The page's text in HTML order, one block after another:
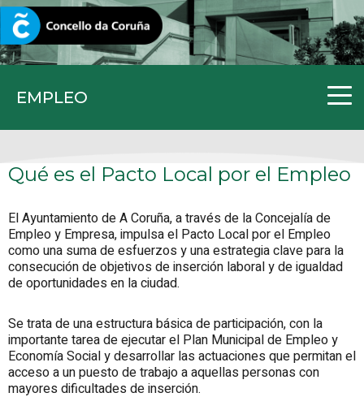
EMPLEO
CORUNA.GAL
Qué es el Pacto Local por el Empleo
El Ayuntamiento de A Coruña, a través de la Concejalía de
Empleo y Empresa, impulsa el Pacto Local por el Empleo
como una suma de esfuerzos y una estrategia clave para la
consecución de objetivos de inserción laboral y de igualdad
de oportunidades en la ciudad.
Se trata de una estructura básica de participación, con la
importante tarea de ejecutar el Plan Municipal de Empleo y
Economía Social y desarrollar las actuaciones que permitan el
acceso a un puesto de trabajo a aquellas personas con
mayores dificultades de inserción.